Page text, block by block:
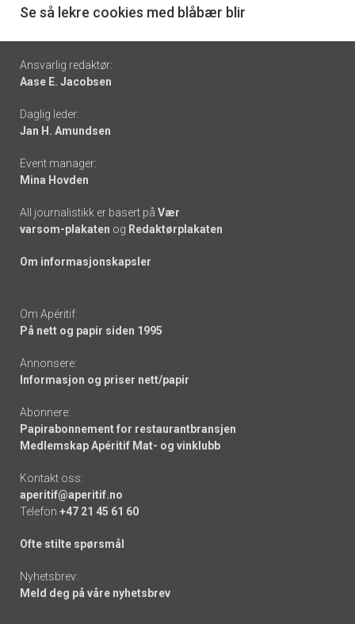
6
Se så lekre cookies med blåbær blir
Footer
-
links
Ansvarlig redaktør:
Aase E. Jacobsen
Daglig leder:
Jan H. Amundsen
Event manager:
Mina Hovden
All journalistikk er basert på Vær
varsom-plakaten og Redaktørplakaten
Om informasjonskapsler
Om Apéritif:
På nett og papir siden 1995
Annonsere:
Informasjon og priser nett/papir
Abonnere:
Papirabonnement for restaurantbransjen
Medlemskap Apéritif Mat- og vinklubb
Kontakt oss:
aperitif@aperitif.no
Telefon +47 21 45 61 60
Ofte stilte spørsmål
Nyhetsbrev:
Meld deg på våre nyhetsbrev